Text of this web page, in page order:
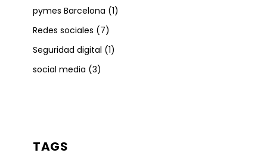
pymes Barcelona (1)
Redes sociales (7)
Seguridad digital (1)
social media (3)
TAGS